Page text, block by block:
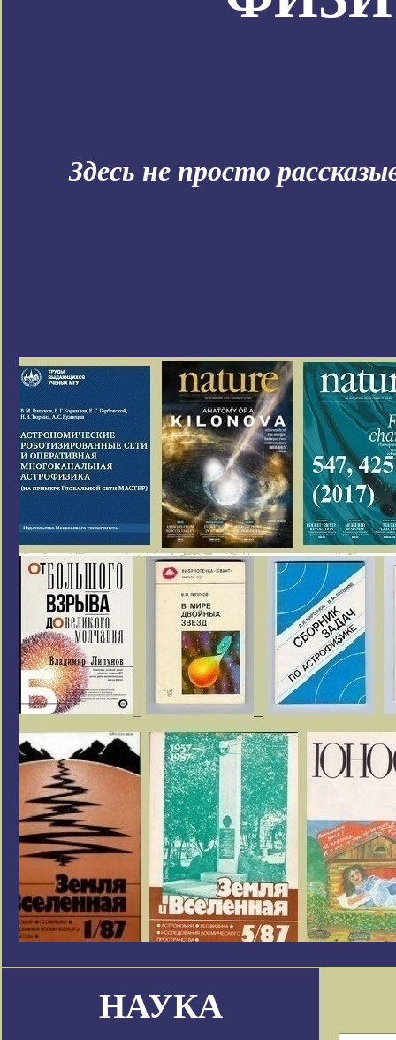
Здесь не просто
НАУКА